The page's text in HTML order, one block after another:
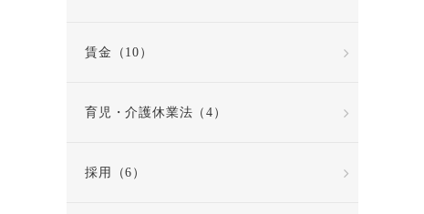
賃金（10）
育児・介護休業法（4）
採用（6）